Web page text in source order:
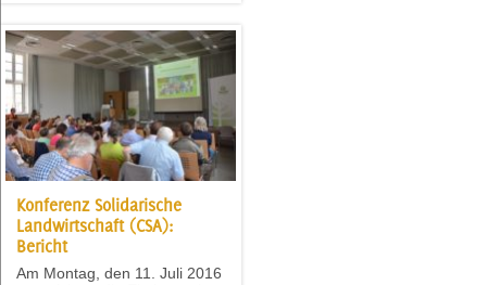
Konferenz Solidarische
Landwirtschaft (CSA):
Bericht
Am Montag, den 11. Juli 2016